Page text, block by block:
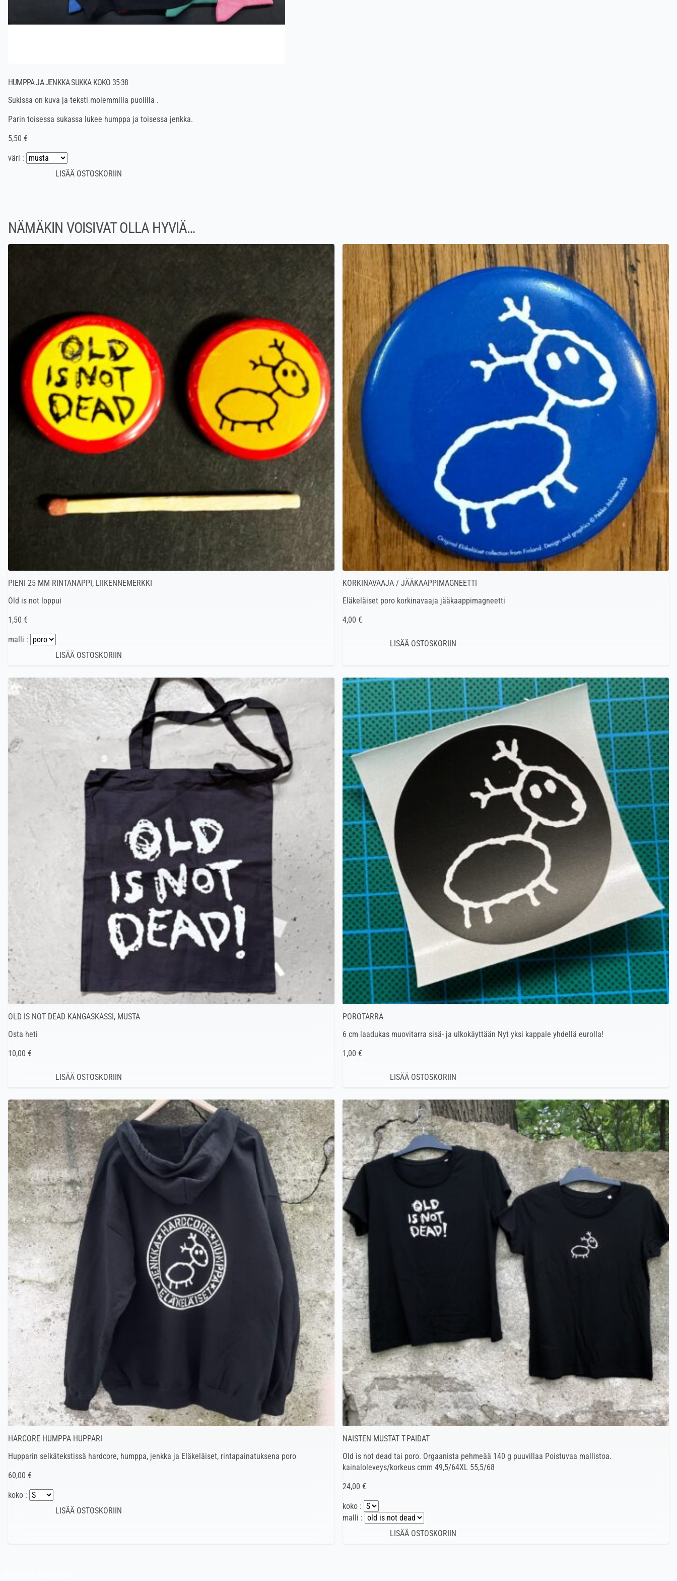
HUMPPA JA JENKKA SUKKA KOKO 35-38
Sukissa on kuva ja teksti molemmilla puolilla .
Parin toisessa sukassa lukee humppa ja toisessa jenkka.
5,50 €
väri :
NÄMÄKIN VOISIVAT OLLA HYVIÄ…
PIENI 25 MM RINTANAPPI, LIIKENNEMERKKI
Old is not loppui
1,50 €
malli :
KORKINAVAAJA / JÄÄKAAPPIMAGNEETTI
Eläkeläiset poro korkinavaaja jääkaappimagneetti
4,00 €
OLD IS NOT DEAD KANGASKASSI, MUSTA
Osta heti
10,00 €
POROTARRA
6 cm laadukas muovitarra sisä- ja ulkokäyttään Nyt yksi kappale yhdellä eurolla!
1,00 €
HARCORE HUMPPA HUPPARI
Hupparin selkätekstissä hardcore, humppa, jenkka ja Eläkeläiset, rintapainatuksena poro
60,00 €
koko :
NAISTEN MUSTAT T-PAIDAT
Old is not dead tai poro. Orgaanista pehmeää 140 g puuvillaa Poistuvaa mallistoa.
kainaloleveys/korkeus cmm 49,5/64XL 55,5/68
24,00 €
koko :
malli :